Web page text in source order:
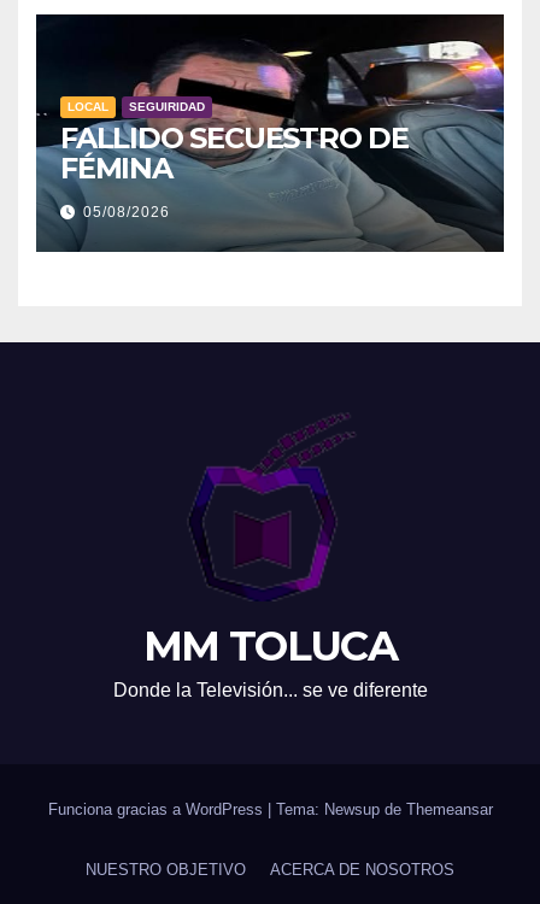
LOCAL SEGUIRIDAD
FALLIDO SECUESTRO DE
FÉMINA
05/08/2026
MM TOLUCA
Donde la Televisión... se ve diferente
Funciona gracias a WordPress | Tema: Newsup de Themeansar
NUESTRO OBJETIVO ACERCA DE NOSOTROS